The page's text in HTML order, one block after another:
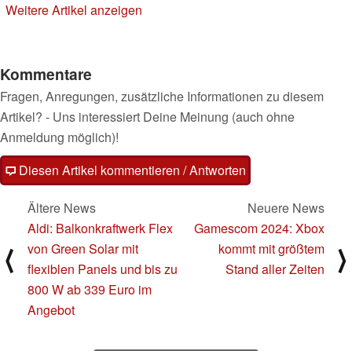
Weitere Artikel anzeigen
Kommentare
Fragen, Anregungen, zusätzliche Informationen zu diesem
Artikel? - Uns interessiert Deine Meinung (auch ohne
Anmeldung möglich)!
Diesen Artikel kommentieren / Antworten
⟨
Ältere News
Aldi: Balkonkraftwerk Flex
von Green Solar mit
flexiblen Panels und bis zu
800 W ab 339 Euro im
Angebot
Neuere News
Gamescom 2024: Xbox
kommt mit größtem
Stand aller Zeiten
⟩